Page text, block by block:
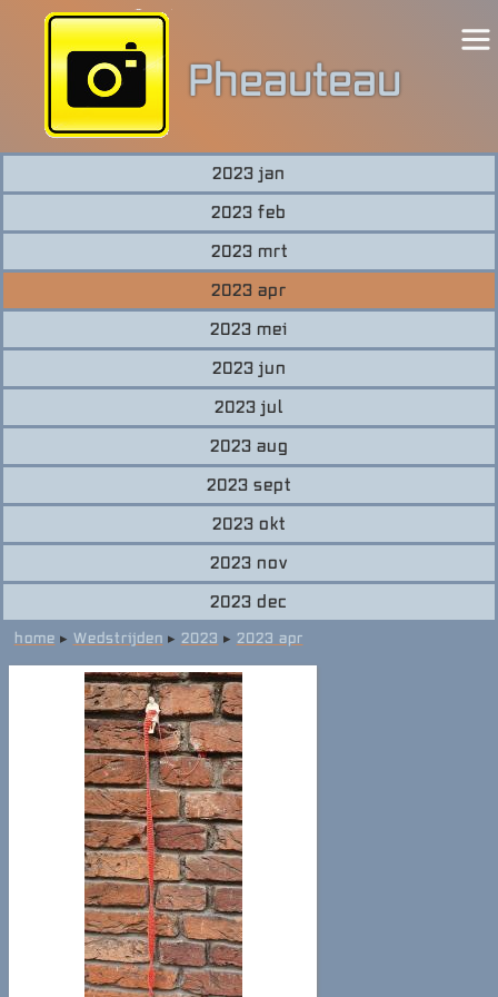
Pheauteau
Welkom
Wedstrijden
Excursies
Showcase
2023 jan
2023 feb
2023 mrt
2023 apr
2023 mei
2023 jun
2023 jul
2023 aug
2023 sept
2023 okt
2023 nov
2023 dec
home ▸ Wedstrijden ▸ 2023 ▸ 2023 apr